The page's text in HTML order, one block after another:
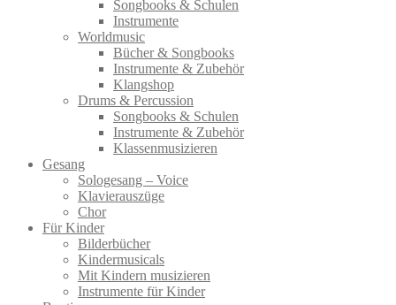
Songbooks & Schulen
Instrumente
Worldmusic
Bücher & Songbooks
Instrumente & Zubehör
Klangshop
Drums & Percussion
Songbooks & Schulen
Instrumente & Zubehör
Klassenmusizieren
Gesang
Sologesang – Voice
Klavierauszüge
Chor
Für Kinder
Bilderbücher
Kindermusicals
Mit Kindern musizieren
Instrumente für Kinder